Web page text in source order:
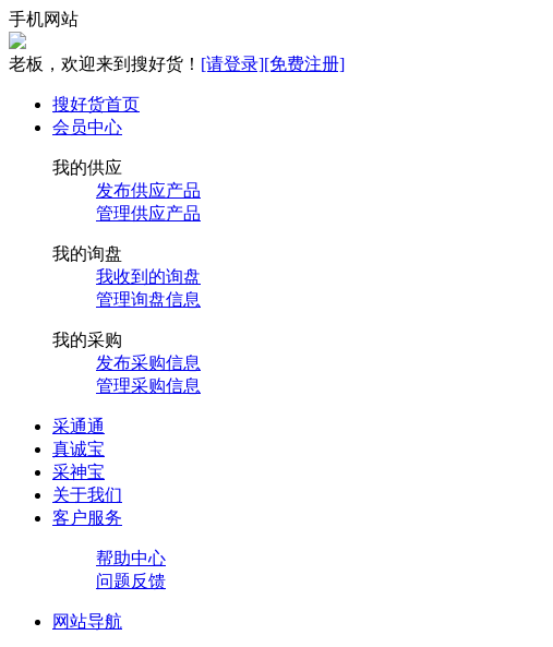
手机网站
老板，欢迎来到搜好货！ [请登录][免费注册]
搜好货首页
会员中心
我的供应
发布供应产品
管理供应产品
我的询盘
我收到的询盘
管理询盘信息
我的采购
发布采购信息
管理采购信息
采通通
真诚宝
采神宝
关于我们
客户服务
帮助中心
问题反馈
网站导航